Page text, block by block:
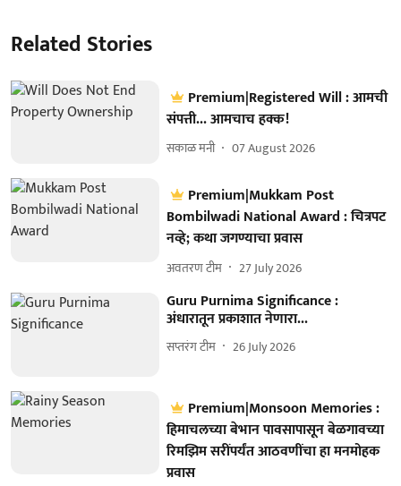
Related Stories
Premium|Registered Will : आमची
संपत्ती... आमचाच हक्क!
सकाळ मनी 07 August 2026
Premium|Mukkam Post
Bombilwadi National Award : चित्रपट
नव्हे; कथा जगण्याचा प्रवास
अवतरण टीम 27 July 2026
Guru Purnima Significance :
अंधारातून प्रकाशात नेणारा...
सप्तरंग टीम 26 July 2026
Premium|Monsoon Memories :
हिमाचलच्या बेभान पावसापासून बेळगावच्या
रिमझिम सरींपर्यंत आठवणींचा हा मनमोहक
प्रवास